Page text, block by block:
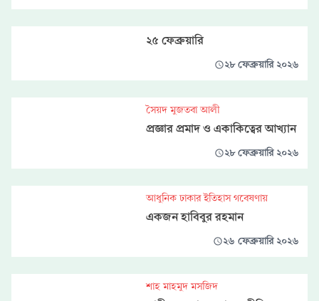
২৫ ফেব্রুয়ারি
২৮ ফেব্রুয়ারি ২০২৬
সৈয়দ মুজতবা আলী
প্রজ্ঞার প্রমাদ ও একাকিত্বের আখ্যান
২৮ ফেব্রুয়ারি ২০২৬
আধুনিক ঢাকার ইতিহাস গবেষণায়
একজন হাবিবুর রহমান
২৬ ফেব্রুয়ারি ২০২৬
শাহ মাহমুদ মসজিদ